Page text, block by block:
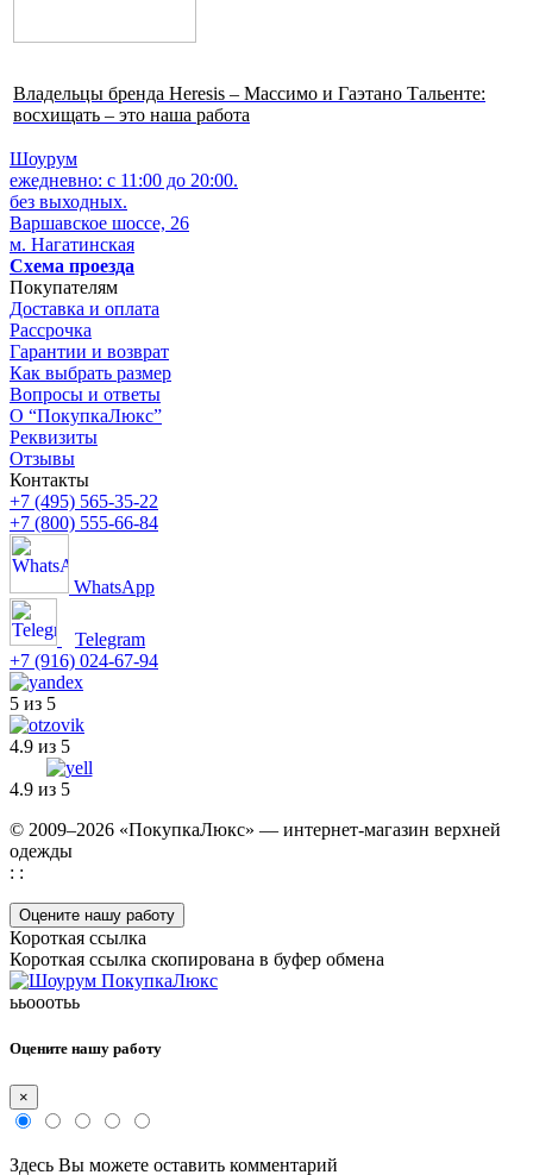
Владельцы бренда Heresis – Массимо и Гаэтано Тальенте:
восхищать – это наша работа
Шоурум
ежедневно: с 11:00 до 20:00.
без выходных.
Варшавское шоссе, 26
м. Нагатинская
Схема проезда
Покупателям
Доставка и оплата
Рассрочка
Гарантии и возврат
Как выбрать размер
Вопросы и ответы
О “ПокупкаЛюкс”
Реквизиты
Отзывы
Контакты
+7 (495) 565-35-22
+7 (800) 555-66-84
WhatsApp
Telegram
+7 (916) 024-67-94
5 из 5
4.9 из 5
4.9 из 5
© 2009–2026 «ПокупкаЛюкс» — интернет-магазин верхней
одежды
: :
Оцените нашу работу
Короткая ссылка
Короткая ссылка скопирована в буфер обмена
ььооотьь
Оцените нашу работу
×
Здесь Вы можете оставить комментарий